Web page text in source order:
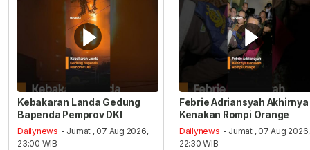
Kebakaran Landa Gedung
Bapenda Pemprov DKI
Dailynews - Jumat , 07 Aug 2026,
23:00 WIB
Febrie Adriansyah Akhirnya
Kenakan Rompi Orange
Dailynews - Jumat , 07 Aug 2026,
22:30 WIB